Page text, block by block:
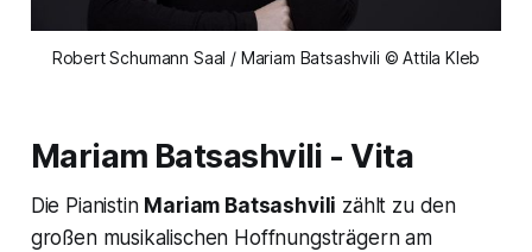
Robert Schumann Saal / Mariam Batsashvili © Attila Kleb
Mariam Batsashvili - Vita
Die Pianistin Mariam Batsashvili zählt zu den
großen musikalischen Hoffnungsträgern am